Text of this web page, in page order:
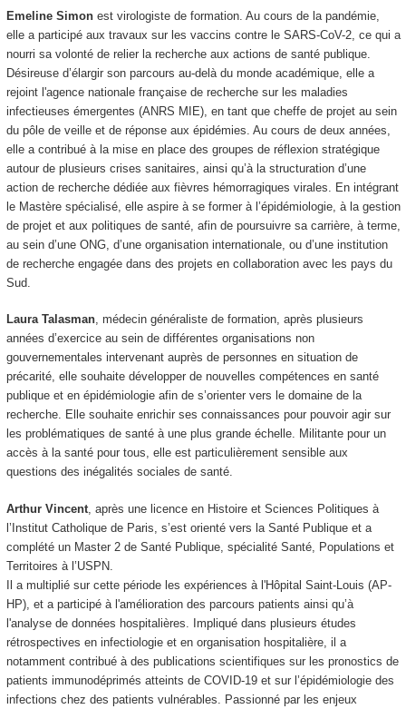
Emeline Simon est virologiste de formation. Au cours de la pandémie,
elle a participé aux travaux sur les vaccins contre le SARS-CoV-2, ce qui a
nourri sa volonté de relier la recherche aux actions de santé publique.
Désireuse d’élargir son parcours au-delà du monde académique, elle a
rejoint l'agence nationale française de recherche sur les maladies
infectieuses émergentes (ANRS MIE), en tant que cheffe de projet au sein
du pôle de veille et de réponse aux épidémies. Au cours de deux années,
elle a contribué à la mise en place des groupes de réflexion stratégique
autour de plusieurs crises sanitaires, ainsi qu’à la structuration d’une
action de recherche dédiée aux fièvres hémorragiques virales. En intégrant
le Mastère spécialisé, elle aspire à se former à l’épidémiologie, à la gestion
de projet et aux politiques de santé, afin de poursuivre sa carrière, à terme,
au sein d’une ONG, d’une organisation internationale, ou d’une institution
de recherche engagée dans des projets en collaboration avec les pays du
Sud.
Laura Talasman, médecin généraliste de formation, après plusieurs
années d’exercice au sein de différentes organisations non
gouvernementales intervenant auprès de personnes en situation de
précarité, elle souhaite développer de nouvelles compétences en santé
publique et en épidémiologie afin de s’orienter vers le domaine de la
recherche. Elle souhaite enrichir ses connaissances pour pouvoir agir sur
les problématiques de santé à une plus grande échelle. Militante pour un
accès à la santé pour tous, elle est particulièrement sensible aux
questions des inégalités sociales de santé.
Arthur Vincent, après une licence en Histoire et Sciences Politiques à
l’Institut Catholique de Paris, s’est orienté vers la Santé Publique et a
complété un Master 2 de Santé Publique, spécialité Santé, Populations et
Territoires à l’USPN.
Il a multiplié sur cette période les expériences à l'Hôpital Saint-Louis (AP-
HP), et a participé à l'amélioration des parcours patients ainsi qu’à
l'analyse de données hospitalières. Impliqué dans plusieurs études
rétrospectives en infectiologie et en organisation hospitalière, il a
notamment contribué à des publications scientifiques sur les pronostics de
patients immunodéprimés atteints de COVID-19 et sur l’épidémiologie des
infections chez des patients vulnérables. Passionné par les enjeux